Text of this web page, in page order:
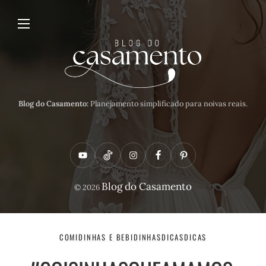
Blog do Casamento:Planejamento simplificado para noivas reais.
Y
o
t
u
T
i
t
o
I
n
t
a
F
a
e
b
P
i
t
e
© 2026 Blog do Casamento
COMIDINHAS E BEBIDINHASDICASDICAS